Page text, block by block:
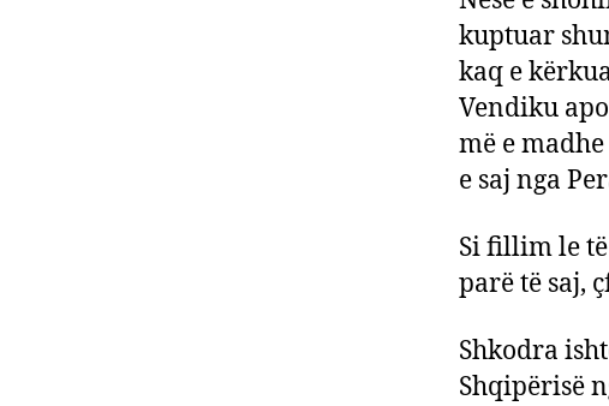
kuptuar
kaq e
Vendiku
më e
e saj nga
Si fillim le
parë të saj,
Shkodra
Shqipërisë